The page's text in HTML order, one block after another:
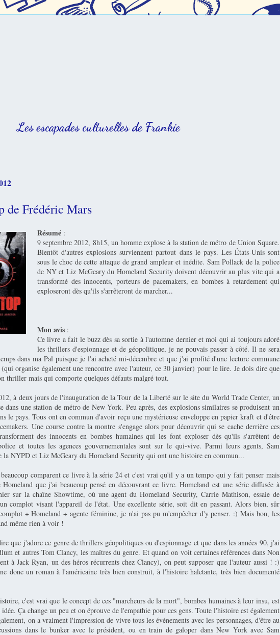
Les escapades culturelles de Frankie
de Frédéric Mars
Résumé :
9 septembre 2012, 8h15, un homme explose à la station de métro de Union Square.
Bientôt d'autres explosions surviennent partout dans le pays. Les États-Unis sont
sous le choc de cette attaque de grand ampleur et inédite. Sam Pollack de la police
de NY et Liz McGeary du Homeland Security doivent découvrir au plus vite qui a
transformé des innocents, porteurs de pacemakers, en bombes à retardement qui
exploseront dès qu'ils s'arrêteront de marcher...
Mon avis :
Ce livre a fait le buzz dès sa sortie à l'automne dernier et moi qui ai toujours adoré
les thrillers d'espionnage et de géopolitique, je ne pouvais passer à côté. Il ne sera
dans ma Pal puisque je l'ai acheté mi-décembre et que j'ai profité d'une lecture commune
(qui organise également une rencontre avec l'auteur, ce 30 janvier) pour le lire. Je dois dire que
thriller mais qui comporte quelques défauts malgré tout.
à deux jours de l'inauguration de la Tour de la Liberté sur le site du World Trade Center, un
dans une station de métro de New York. Peu après, des explosions similaires se produisent un
le pays. Tous ont en commun d'avoir reçu une mystérieuse enveloppe en papier kraft et d'être
Une course contre la montre s'engage alors pour découvrir qui se cache derrière ces
des innocents en bombes humaines qui les font exploser dès qu'ils s'arrêtent de
et toutes les agences gouvernementales sont sur le qui-vive. Parmi leurs agents, Sam
la NYPD et Liz McGeary du Homeland Security qui ont une histoire en commun...
comparent ce livre à la série 24 et c'est vrai qu'il y a un tempo qui y fait penser mais
Homeland que j'ai beaucoup pensé en découvrant ce livre. Homeland est une série diffusée à
sur la chaîne Showtime, où une agent du Homeland Security, Carrie Mathison, essaie de
complot visant l'appareil de l'état. Une excellente série, soit dit en passant. Alors bien, sûr
+ Homeland + agente féminine, je n'ai pas pu m'empêcher d'y penser. :) Mais bon, les
même rien à voir !
que j'adore ce genre de thrillers géopolitiques ou d'espionnage et que dans les années 90, j'ai
et autres Tom Clancy, les maîtres du genre. Et quand on voit certaines références dans Non
à Jack Ryan, un des héros récurrents chez Clancy), on peut supposer que l'auteur aussi ! :)
donc un roman à l'américaine très bien construit, à l'histoire haletante, très bien documenté
c'est vrai que le concept de ces "marcheurs de la mort", bombes humaines à leur insu, est
idée. Ça change un peu et on éprouve de l'empathie pour ces gens. Toute l'histoire est également
on a vraiment l'impression de vivre tous les événements avec les personnages, d'être au
dans le bunker avec le président, ou en train de galoper dans New York avec Sam